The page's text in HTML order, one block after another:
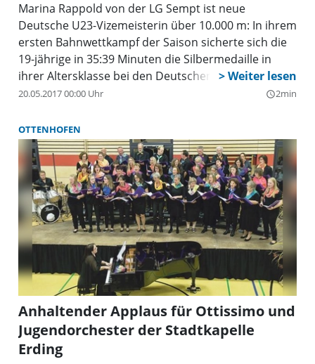
Marina Rappold von der LG Sempt ist neue
Deutsche U23-Vizemeisterin über 10.000 m: In ihrem
ersten Bahnwettkampf der Saison sicherte sich die
19-jährige in 35:39 Minuten die Silbermedaille in
ihrer Altersklasse bei den Deutschen
Langstreckenmeisterschaften im sächsischen
20.05.2017 00:00 Uhr query_builder2min
OTTENHOFEN
Anhaltender Applaus für Ottissimo und
Jugendorchester der Stadtkapelle
Erding